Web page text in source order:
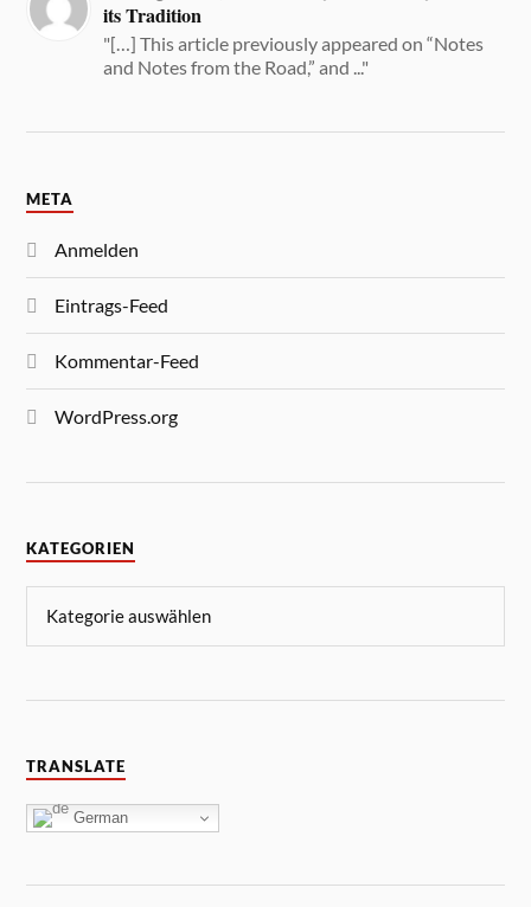
its Tradition
"[…] This article previously appeared on “Notes
and Notes from the Road,” and ..."
META
Anmelden
Eintrags-Feed
Kommentar-Feed
WordPress.org
KATEGORIEN
TRANSLATE
German